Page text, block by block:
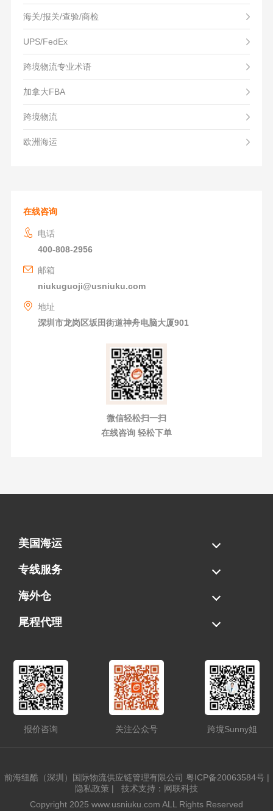
海关/报关/查验/商检
UPS/FedEx
跨境物流专业术语
加拿大FBA
跨境物流
欧洲海运
在线咨询
电话
400-808-2956
邮箱
niukuguoji@usniuku.com
地址
深圳市龙岗区坂田街道神舟电脑大厦901
微信轻松扫一扫
在线咨询 轻松下单
美国海运
海运拼柜
海运整柜
美国海卡
加拿大海运
专线服务
FBA专线直送
超大件专线
AWD专线
电池专线
海外仓
一件代发
FBA中转
贴标换标
拆柜/存储
尾程代理
报价咨询 关注公众号 跨境Sunny姐
前海纽酷（深圳）国际物流供应链管理有限公司 粤ICP备20063584号|
隐私政策 |
技术支持：网联科技
Copyright 2025 www.usniuku.com ALL Rights Reserved